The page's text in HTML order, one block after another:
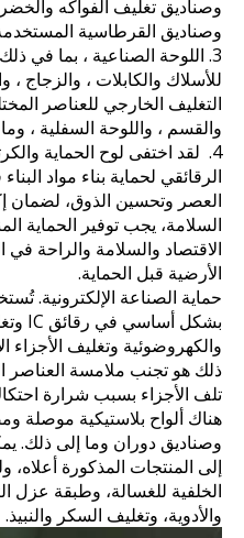
وصناديق تغليف الفواكه
وصناديق القرطاسية
3. اللوحة الصناعية ، بما في
للأسلاك والكابلات ، والزجاج ،
التغليف الخارجي للعناصر
والقسم ، واللوحة السفلية ،
4. لقد اختفى لوح الحماية
الرقائقي لحماية بناء مواد
العصر وتحسين الذوق، لضمان
السلامة، يجب توفير الحماية
الاقتصاد والسلامة والراحة
الأرضية قبل الحماية.
حماية الصناعة الإلكترونية.
والكهروضوئية وتغليف الأجزاء
ذلك هو تجنب ملامسة العناصر
تلف الأجزاء بسبب شرارة
هناك ألواح بلاستيكية موصلة
إلى المنتجات المذكورة
الخلفية للغسالة، وطبقة عزل
والأدوية، وتغليف السكر والنبيذ.